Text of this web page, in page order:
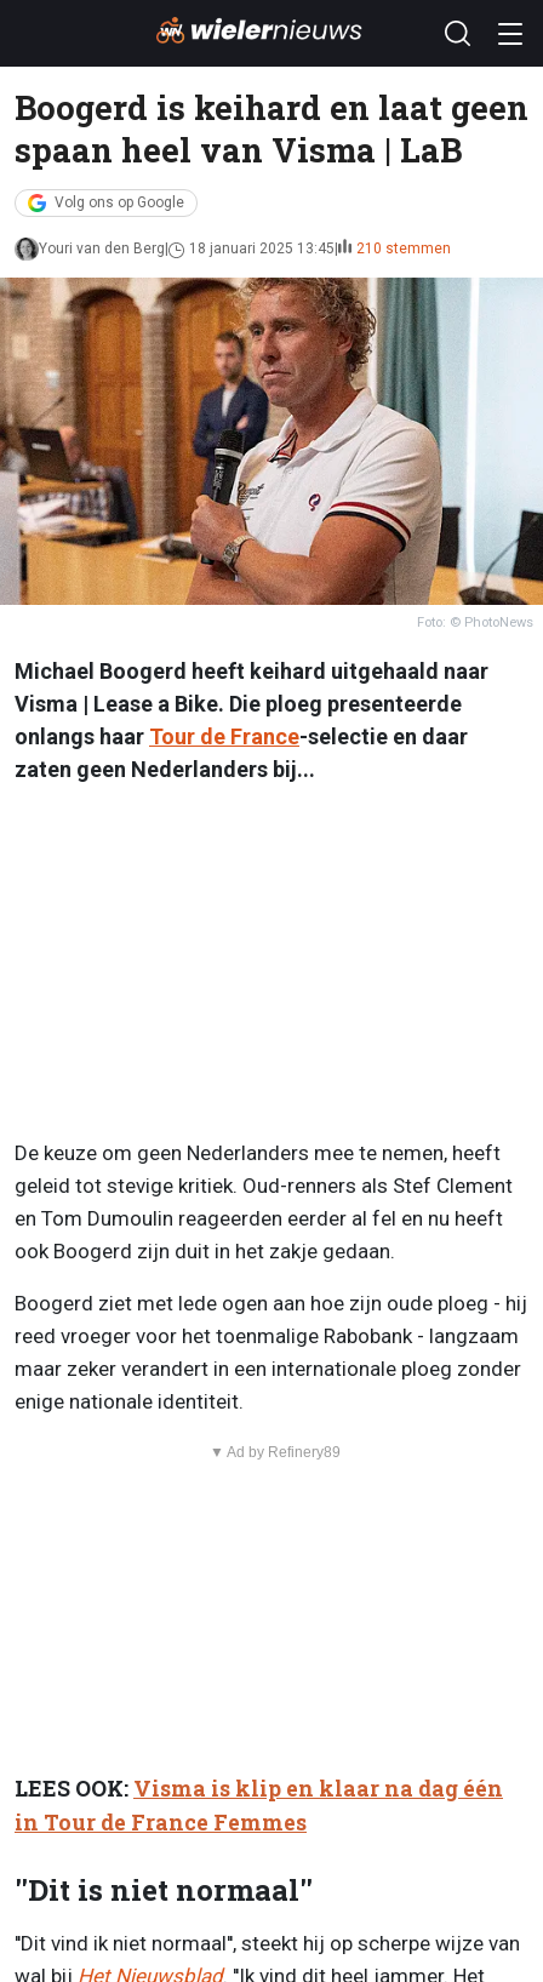
Boogerd is keihard en laat geen
spaan heel van Visma | LaB
Volg ons op Google
Youri van den Berg 18 januari 2025 13:45 210 stemmen
Foto: © PhotoNews
Michael Boogerd heeft keihard uitgehaald naar
Visma | Lease a Bike. Die ploeg presenteerde
onlangs haar Tour de France-selectie en daar
zaten geen Nederlanders bij...
De keuze om geen Nederlanders mee te nemen, heeft
geleid tot stevige kritiek. Oud-renners als Stef Clement
en Tom Dumoulin reageerden eerder al fel en nu heeft
ook Boogerd zijn duit in het zakje gedaan.
Boogerd ziet met lede ogen aan hoe zijn oude ploeg - hij
reed vroeger voor het toenmalige Rabobank - langzaam
maar zeker verandert in een internationale ploeg zonder
enige nationale identiteit.
▼ Ad by Refinery89
LEES OOK: Visma is klip en klaar na dag één
in Tour de France Femmes
''Dit is niet normaal''
''Dit vind ik niet normaal'', steekt hij op scherpe wijze van
wal bij Het Nieuwsblad. ''Ik vind dit heel jammer. Het